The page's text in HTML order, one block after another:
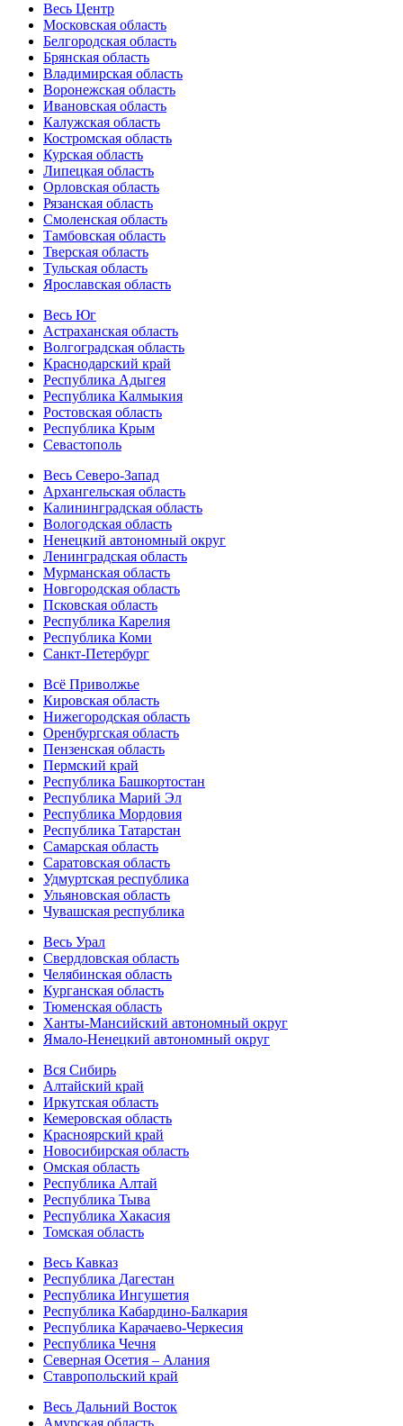
Весь Центр
Московская область
Белгородская область
Брянская область
Владимирская область
Воронежская область
Ивановская область
Калужская область
Костромская область
Курская область
Липецкая область
Орловская область
Рязанская область
Смоленская область
Тамбовская область
Тверская область
Тульская область
Ярославская область
Весь Юг
Астраханская область
Волгоградская область
Краснодарский край
Республика Адыгея
Республика Калмыкия
Ростовская область
Республика Крым
Севастополь
Весь Северо-Запад
Архангельская область
Калининградская область
Вологодская область
Ненецкий автономный округ
Ленинградская область
Мурманская область
Новгородская область
Псковская область
Республика Карелия
Республика Коми
Санкт-Петербург
Всё Приволжье
Кировская область
Нижегородская область
Оренбургская область
Пензенская область
Пермский край
Республика Башкортостан
Республика Марий Эл
Республика Мордовия
Республика Татарстан
Самарская область
Саратовская область
Удмуртская республика
Ульяновская область
Чувашская республика
Весь Урал
Свердловская область
Челябинская область
Курганская область
Тюменская область
Ханты-Мансийский автономный округ
Ямало-Ненецкий автономный округ
Вся Сибирь
Алтайский край
Иркутская область
Кемеровская область
Красноярский край
Новосибирская область
Омская область
Республика Алтай
Республика Тыва
Республика Хакасия
Томская область
Весь Кавказ
Республика Дагестан
Республика Ингушетия
Республика Кабардино-Балкария
Республика Карачаево-Черкесия
Республика Чечня
Северная Осетия – Алания
Ставропольский край
Весь Дальний Восток
Амурская область